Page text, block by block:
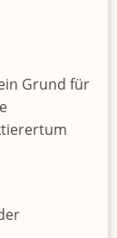
Grund für